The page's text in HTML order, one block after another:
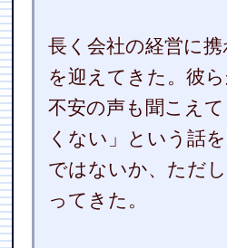
長く会社の経営に
を迎えてきた。彼
不安の声も聞こえ
くない」という話
ではないか、ただ
ってきた。